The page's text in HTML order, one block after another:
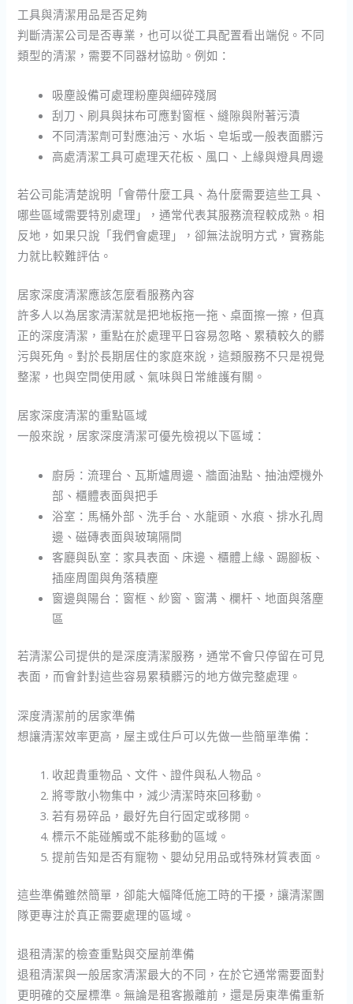
工具與清潔用品是否足夠
判斷清潔公司是否專業，也可以從工具配置看出端倪。不同
類型的清潔，需要不同器材協助。例如：
吸塵設備可處理粉塵與細碎殘屑
刮刀、刷具與抹布可應對窗框、縫隙與附著污漬
不同清潔劑可對應油污、水垢、皂垢或一般表面髒污
高處清潔工具可處理天花板、風口、上緣與燈具周邊
若公司能清楚說明「會帶什麼工具、為什麼需要這些工具、
哪些區域需要特別處理」，通常代表其服務流程較成熟。相
反地，如果只說「我們會處理」，卻無法說明方式，實務能
力就比較難評估。
居家深度清潔應該怎麼看服務內容
許多人以為居家清潔就是把地板拖一拖、桌面擦一擦，但真
正的深度清潔，重點在於處理平日容易忽略、累積較久的髒
污與死角。對於長期居住的家庭來說，這類服務不只是視覺
整潔，也與空間使用感、氣味與日常維護有關。
居家深度清潔的重點區域
一般來說，居家深度清潔可優先檢視以下區域：
廚房：流理台、瓦斯爐周邊、牆面油點、抽油煙機外
部、櫃體表面與把手
浴室：馬桶外部、洗手台、水龍頭、水痕、排水孔周
邊、磁磚表面與玻璃隔間
客廳與臥室：家具表面、床邊、櫃體上緣、踢腳板、
插座周圍與角落積塵
窗邊與陽台：窗框、紗窗、窗溝、欄杆、地面與落塵
區
若清潔公司提供的是深度清潔服務，通常不會只停留在可見
表面，而會針對這些容易累積髒污的地方做完整處理。
深度清潔前的居家準備
想讓清潔效率更高，屋主或住戶可以先做一些簡單準備：
收起貴重物品、文件、證件與私人物品。
將零散小物集中，減少清潔時來回移動。
若有易碎品，最好先自行固定或移開。
標示不能碰觸或不能移動的區域。
提前告知是否有寵物、嬰幼兒用品或特殊材質表面。
這些準備雖然簡單，卻能大幅降低施工時的干擾，讓清潔團
隊更專注於真正需要處理的區域。
退租清潔的檢查重點與交屋前準備
退租清潔與一般居家清潔最大的不同，在於它通常需要面對
更明確的交屋標準。無論是租客搬離前，還是房東準備重新